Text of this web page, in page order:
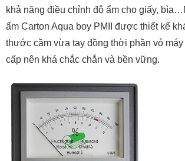
khả năng điều chỉnh độ ẩm cho giấy,
ẩm Carton Aqua boy PMII được thiết kế
thước cầm vừa tay đồng thời phần vỏ
cấp nên khá chắc chắn và bền vững.